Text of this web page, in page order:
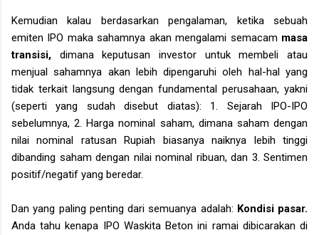
Kemudian kalau berdasarkan pengalaman, ketika sebuah
emiten IPO maka sahamnya akan mengalami semacam masa
transisi, dimana keputusan investor untuk membeli atau
menjual sahamnya akan lebih dipengaruhi oleh hal-hal yang
tidak terkait langsung dengan fundamental perusahaan, yakni
(seperti yang sudah disebut diatas): 1. Sejarah IPO-IPO
sebelumnya, 2. Harga nominal saham, dimana saham dengan
nilai nominal ratusan Rupiah biasanya naiknya lebih tinggi
dibanding saham dengan nilai nominal ribuan, dan 3. Sentimen
positif/negatif yang beredar.
Dan yang paling penting dari semuanya adalah: Kondisi pasar.
Anda tahu kenapa IPO Waskita Beton ini ramai dibicarakan di